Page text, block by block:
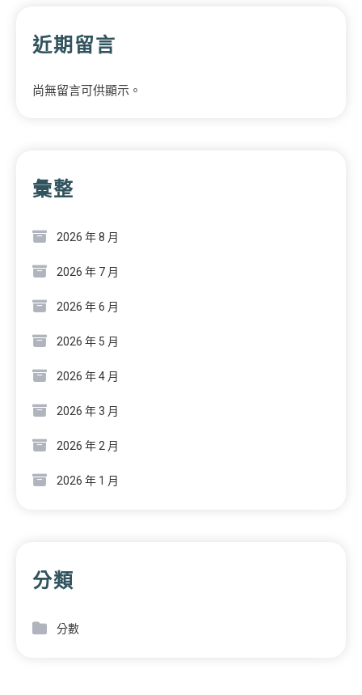
近期留言
尚無留言可供顯示。
彙整
2026 年 8 月
2026 年 7 月
2026 年 6 月
2026 年 5 月
2026 年 4 月
2026 年 3 月
2026 年 2 月
2026 年 1 月
分類
分數